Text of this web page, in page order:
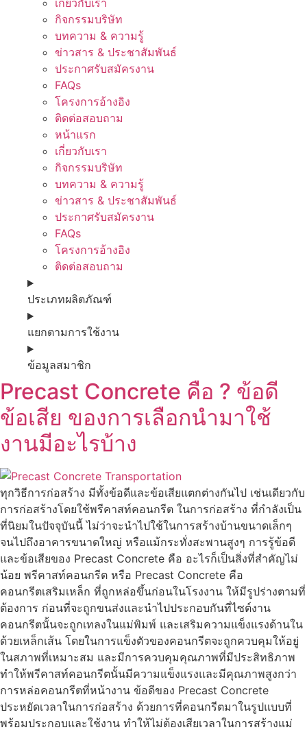
เกี่ยวกับเรา
กิจกรรมบริษัท
บทความ & ความรู้
ข่าวสาร & ประชาสัมพันธ์
ประกาศรับสมัครงาน
FAQs
โครงการอ้างอิง
ติดต่อสอบถาม
หน้าแรก
เกี่ยวกับเรา
กิจกรรมบริษัท
บทความ & ความรู้
ข่าวสาร & ประชาสัมพันธ์
ประกาศรับสมัครงาน
FAQs
โครงการอ้างอิง
ติดต่อสอบถาม
ประเภทผลิตภัณฑ์
แยกตามการใช้งาน
ข้อมูลสมาชิก
Precast Concrete คือ ? ข้อดี
ข้อเสีย ของการเลือกนำมาใช้
งานมีอะไรบ้าง
ทุกวิธีการก่อสร้าง มีทั้งข้อดีและข้อเสียแตกต่างกันไป เช่นเดียวกับ
การก่อสร้างโดยใช้พรีคาสท์คอนกรีต ในการก่อสร้าง ที่กำลังเป็น
ที่นิยมในปัจจุบันนี้ ไม่ว่าจะนำไปใช้ในการสร้างบ้านขนาดเล็กๆ
จนไปถึงอาคารขนาดใหญ่ หรือแม้กระทั่งสะพานสูงๆ การรู้ข้อดี
และข้อเสียของ Precast Concrete คือ อะไรก็เป็นสิ่งที่สำคัญไม่
น้อย พรีคาสท์คอนกรีต หรือ Precast Concrete คือ
คอนกรีตเสริมเหล็ก ที่ถูกหล่อขึ้นก่อนในโรงงาน ให้มีรูปร่างตามที่
ต้องการ ก่อนที่จะถูกขนส่งและนำไปประกอบกันที่ไซต์งาน
คอนกรีตนั้นจะถูกเทลงในแม่พิมพ์ และเสริมความแข็งแรงด้านใน
ด้วยเหล็กเส้น โดยในการแข็งตัวของคอนกรีตจะถูกควบคุมให้อยู่
ในสภาพที่เหมาะสม และมีการควบคุมคุณภาพที่มีประสิทธิภาพ
ทำให้พรีคาสท์คอนกรีตนั้นมีความแข็งแรงและมีคุณภาพสูงกว่า
การหล่อคอนกรีตที่หน้างาน ข้อดีของ Precast Concrete
ประหยัดเวลาในการก่อสร้าง ด้วยการที่คอนกรีตมาในรูปแบบที่
พร้อมประกอบและใช้งาน ทำให้ไม่ต้องเสียเวลาในการสร้างแม่